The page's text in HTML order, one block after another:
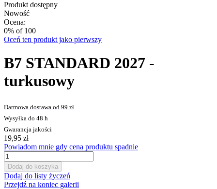
Produkt dostępny
Nowość
Ocena:
0% of 100
Oceń ten produkt jako pierwszy
B7 STANDARD 2027 -
turkusowy
Darmowa dostawa od 99 zł
Wysyłka do 48 h
Gwarancja jakości
19,95 zł
Powiadom mnie gdy cena produktu spadnie
Dodaj do koszyka
Dodaj do listy życzeń
Przejdź na koniec galerii